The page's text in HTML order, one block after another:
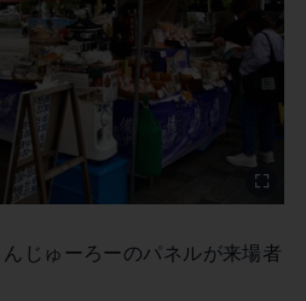
じゅーろーのパネルが来場者